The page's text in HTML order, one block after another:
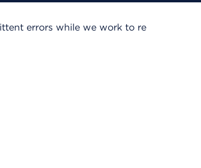
errors while we work to re